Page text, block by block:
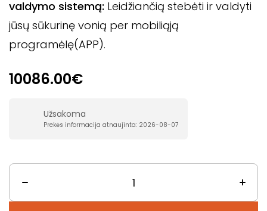
valdymo sistemą: Leidžiančią stebėti ir valdyti
jūsų sūkurinę vonią per mobiliąją
programėlę(APP).
10086.00€
Užsakoma
Prekės informacija atnaujinta: 2026-08-07